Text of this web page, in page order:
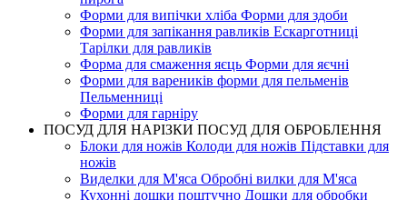
Форми для випічки хліба Форми для здоби
Форми для запікання равликів Ескарготниці
Тарілки для равликів
Форма для смаження яєць Форми для яєчні
Форми для вареників форми для пельменів
Пельменниці
Форми для гарніру
ПОСУД ДЛЯ НАРІЗКИ ПОСУД ДЛЯ ОБРОБЛЕННЯ
Блоки для ножів Колоди для ножів Підставки для
ножів
Виделки для М'яса Обробні вилки для М'яса
Кухонні дошки поштучно Дошки для обробки